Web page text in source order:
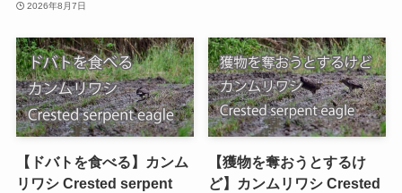
2026年8月7日
【ドバトを食べる】カンム
リワシ Crested serpent
【獲物を奪おうとするけ
ど】カンムリワシ Crested